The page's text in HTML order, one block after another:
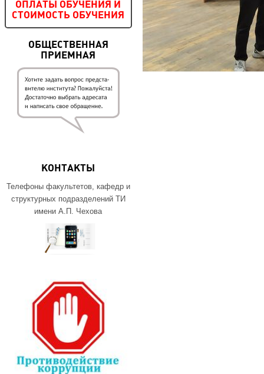
ОПЛАТЫ ОБУЧЕНИЯ И
СТОИМОСТЬ ОБУЧЕНИЯ
ОБЩЕСТВЕННАЯ
ПРИЕМНАЯ
КОНТАКТЫ
Телефоны факультетов, кафедр и
структурных подразделений ТИ
имени А.П. Чехова